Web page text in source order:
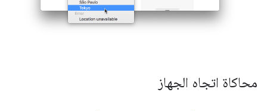
محاكاة اتجاه الجهاز